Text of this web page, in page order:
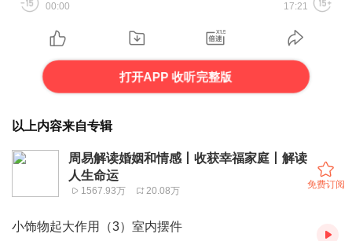
00:00 17:21
打开APP 收听完整版
以上内容来自专辑
周易解读婚姻和情感丨收获幸福家庭丨解读
人生命运
1567.93万 20.08万
免费订阅
小饰物起大作用（3）室内摆件